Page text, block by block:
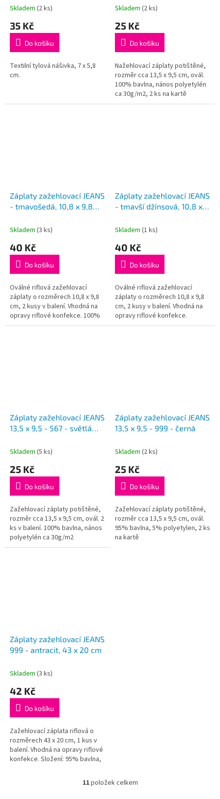
Skladem (2 ks)
35 Kč
Do košíku
Textilní tylová nášivka, 7 x 5,8
cm.
Skladem (2 ks)
25 Kč
Do košíku
Nažehlovací záplaty potištěné,
rozměr cca 13,5 x 9,5 cm, ovál.
100% bavlna, nános polyetylén
ca 30g/m2, 2 ks na kartě
Záplaty zažehlovací JEANS
- tmavošedá, 10,8 x 9,8
Skladem (3 ks)
40 Kč
Do košíku
Oválné riflová zažehlovací
záplaty o rozměrech 10,8 x 9,8
cm, 2 kusy v balení. Vhodná na
opravy riflové konfekce. 100%
bavlna, nános polyetylén ca
Záplaty zažehlovací JEANS
- tmavší džínsová, 10,8 x
Skladem (1 ks)
40 Kč
Do košíku
Oválné riflová zažehlovací
záplaty o rozměrech 10,8 x 9,8
cm, 2 kusy v balení. Vhodná na
opravy riflové konfekce.
Složení: 95% bavlna, 5%
Záplaty zažehlovací JEANS
13,5 x 9,5 - 567 - světlá
Skladem (5 ks)
25 Kč
Do košíku
Zažehlovací záplaty potištěné,
rozměr cca 13,5 x 9,5 cm, ovál. 2
ks v balení. 100% bavlna, nános
polyetylén ca 30g/m2
Záplaty zažehlovací JEANS
13,5 x 9,5 - 999 - černá
Skladem (2 ks)
25 Kč
Do košíku
Zažehlovací záplaty potištěné,
rozměr cca 13,5 x 9,5 cm, ovál.
95% bavlna, 5% polyetylen, 2 ks
na kartě
Záplaty zažehlovací JEANS
999 - antracit, 43 x 20 cm
Skladem (3 ks)
42 Kč
Do košíku
Zažehlovací záplata riflová o
rozměrech 43 x 20 cm, 1 kus v
balení. Vhodná na opravy riflové
konfekce. Složení: 95% bavlna,
O
11položek celkem